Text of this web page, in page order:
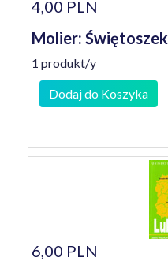
4,00 PLN
Molier: Świętoszek
1 produkt/y
Dodaj do Koszyka
6,00 PLN